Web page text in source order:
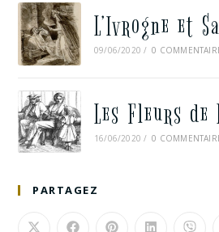
L’Ivrogne et
09/06/2020 / 0
Les Fleurs
16/06/2020 / 0
PARTAGEZ